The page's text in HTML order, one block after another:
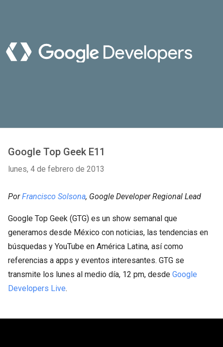
Google Top Geek E11
lunes, 4 de febrero de 2013
PorFrancisco Solsona, Google Developer Regional Lead
Google Top Geek (GTG) es un show semanal que
generamos desde México con noticias, las tendencias en
búsquedas y YouTube en América Latina, así como
referencias a apps y eventos interesantes. GTG se
transmite los lunes al medio día, 12 pm, desde Google
Developers Live.